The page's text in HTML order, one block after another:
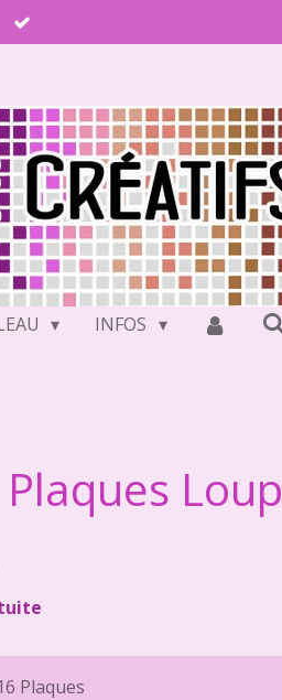
INFOS
Loup
Plaques